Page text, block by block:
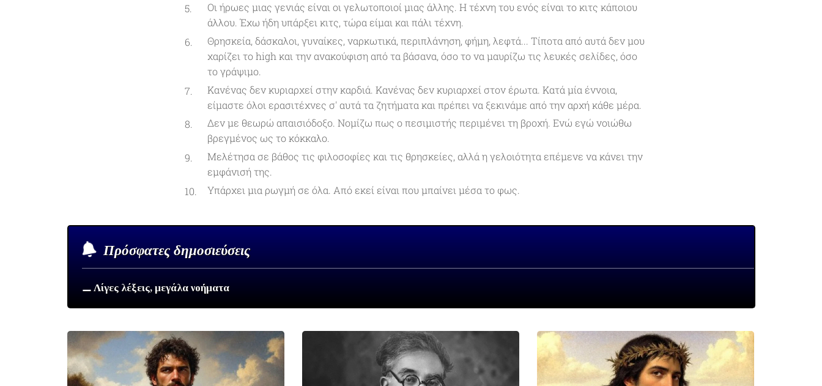
Οι ήρωες μιας γενιάς είναι οι γελωτοποιοί μιας άλλης. Η τέχνη του ενός είναι το κιτς κάποιου
άλλου. Έχω ήδη υπάρξει κιτς, τώρα είμαι και πάλι τέχνη.
Θρησκεία, δάσκαλοι, γυναίκες, ναρκωτικά, περιπλάνηση, φήμη, λεφτά... Τίποτα από αυτά δεν μου
χαρίζει το high και την ανακούφιση από τα βάσανα, όσο το να μαυρίζω τις λευκές σελίδες, όσο
το γράψιμο.
Κανένας δεν κυριαρχεί στην καρδιά. Κανένας δεν κυριαρχεί στον έρωτα. Κατά μία έννοια,
είμαστε όλοι ερασιτέχνες σ' αυτά τα ζητήματα και πρέπει να ξεκινάμε από την αρχή κάθε μέρα.
Δεν με θεωρώ απαισιόδοξο. Νομίζω πως ο πεσιμιστής περιμένει τη βροχή. Ενώ εγώ νοιώθω
βρεγμένος ως το κόκκαλο.
Μελέτησα σε βάθος τις φιλοσοφίες και τις θρησκείες, αλλά η γελοιότητα επέμενε να κάνει την
εμφάνισή της.
Υπάρχει μια ρωγμή σε όλα. Από εκεί είναι που μπαίνει μέσα το φως.
Πρόσφατες δημοσιεύσεις
⚊ Λίγες λέξεις, μεγάλα νοήματα